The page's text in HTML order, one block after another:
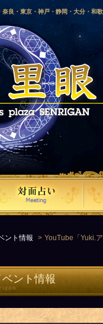
良・東京・神戸・静岡・大分・和
横浜・千葉・福島・岩手・高知・
・長崎・鳥取・富山・新潟・秋田
ント情報 YouTube「Yuki.
ント情報